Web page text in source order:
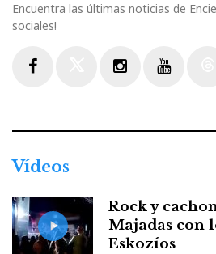
Encuentra las últimas noticias de
sociales!
Vídeos
Rock y
Majadas con
Eskozíos